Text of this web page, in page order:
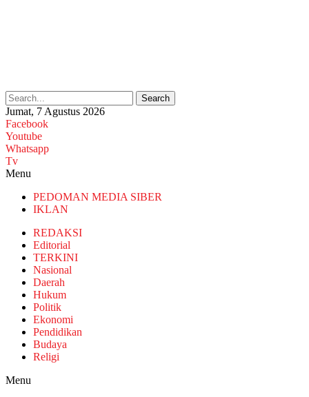
Search
Jumat, 7 Agustus 2026
Facebook
Youtube
Whatsapp
Tv
Menu
PEDOMAN MEDIA SIBER
IKLAN
REDAKSI
Editorial
TERKINI
Nasional
Daerah
Hukum
Politik
Ekonomi
Pendidikan
Budaya
Religi
Menu